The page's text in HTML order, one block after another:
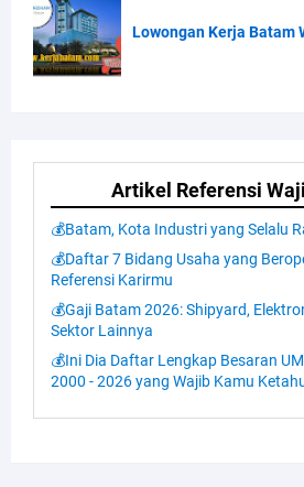
Lowongan Kerja Batam
Artikel Referensi
💰Batam, Kota Industri yang Selalu
💰Daftar 7 Bidang Usaha yang
Referensi Karirmu
💰Gaji Batam 2026: Shipyard,
Sektor Lainnya
💰Ini Dia Daftar Lengkap Besaran
2000 - 2026 yang Wajib Kamu